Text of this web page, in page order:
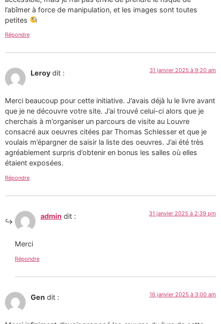
l’abîmer à force de manipulation, et les images sont toutes
petites
Répondre
Leroy dit : 31 janvier 2025 à 9:20 am
Merci beaucoup pour cette initiative. J’avais déjà lu le livre avant
que je ne découvre votre site. J’ai trouvé celui-ci alors que je
cherchais à m’organiser un parcours de visite au Louvre
consacré aux oeuvres citées par Thomas Schlesser et que je
voulais m’épargner de saisir la liste des oeuvres. J’ai été très
agréablement surpris d’obtenir en bonus les salles où elles
étaient exposées.
Répondre
admin dit : 31 janvier 2025 à 2:39 pm
Merci
Répondre
Gen dit : 16 janvier 2025 à 3:00 am